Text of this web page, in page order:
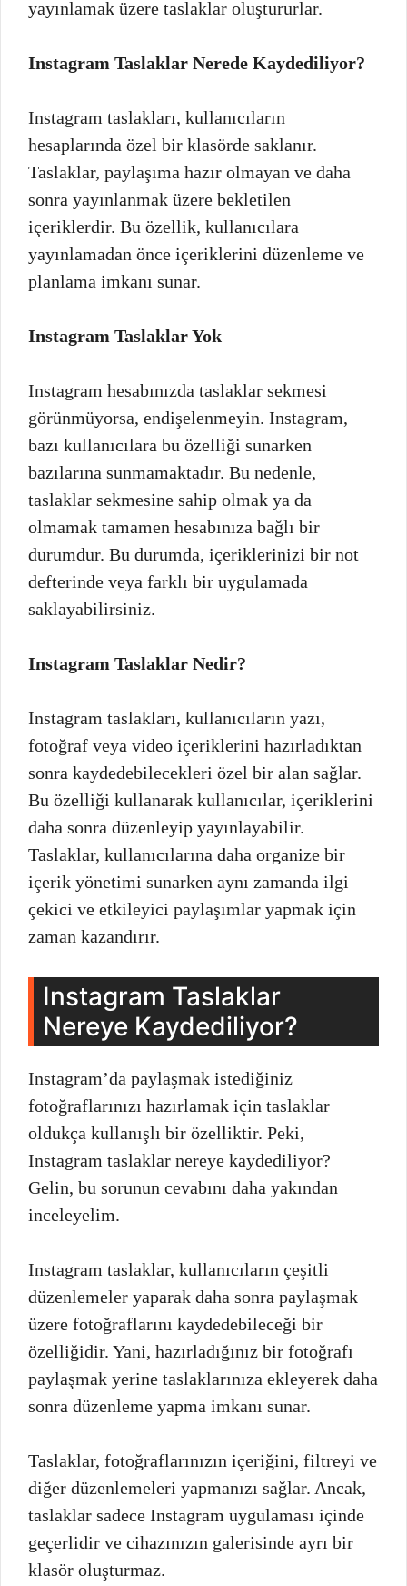
yayınlamak üzere taslaklar oluştururlar.
Instagram Taslaklar Nerede Kaydediliyor?
Instagram taslakları, kullanıcıların
hesaplarında özel bir klasörde saklanır.
Taslaklar, paylaşıma hazır olmayan ve daha
sonra yayınlanmak üzere bekletilen
içeriklerdir. Bu özellik, kullanıcılara
yayınlamadan önce içeriklerini düzenleme ve
planlama imkanı sunar.
Instagram Taslaklar Yok
Instagram hesabınızda taslaklar sekmesi
görünmüyorsa, endişelenmeyin. Instagram,
bazı kullanıcılara bu özelliği sunarken
bazılarına sunmamaktadır. Bu nedenle,
taslaklar sekmesine sahip olmak ya da
olmamak tamamen hesabınıza bağlı bir
durumdur. Bu durumda, içeriklerinizi bir not
defterinde veya farklı bir uygulamada
saklayabilirsiniz.
Instagram Taslaklar Nedir?
Instagram taslakları, kullanıcıların yazı,
fotoğraf veya video içeriklerini hazırladıktan
sonra kaydedebilecekleri özel bir alan sağlar.
Bu özelliği kullanarak kullanıcılar, içeriklerini
daha sonra düzenleyip yayınlayabilir.
Taslaklar, kullanıcılarına daha organize bir
içerik yönetimi sunarken aynı zamanda ilgi
çekici ve etkileyici paylaşımlar yapmak için
zaman kazandırır.
Instagram Taslaklar
Nereye Kaydediliyor?
Instagram’da paylaşmak istediğiniz
fotoğraflarınızı hazırlamak için taslaklar
oldukça kullanışlı bir özelliktir. Peki,
Instagram taslaklar nereye kaydediliyor?
Gelin, bu sorunun cevabını daha yakından
inceleyelim.
Instagram taslaklar, kullanıcıların çeşitli
düzenlemeler yaparak daha sonra paylaşmak
üzere fotoğraflarını kaydedebileceği bir
özelliğidir. Yani, hazırladığınız bir fotoğrafı
paylaşmak yerine taslaklarınıza ekleyerek daha
sonra düzenleme yapma imkanı sunar.
Taslaklar, fotoğraflarınızın içeriğini, filtreyi ve
diğer düzenlemeleri yapmanızı sağlar. Ancak,
taslaklar sadece Instagram uygulaması içinde
geçerlidir ve cihazınızın galerisinde ayrı bir
klasör oluşturmaz.